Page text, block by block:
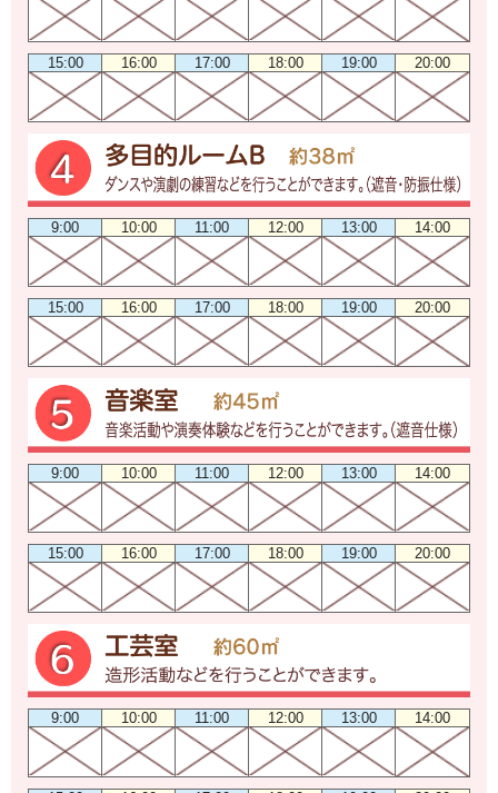
15:00 16:00 17:00 18:00 19:00 20:00
9:00 10:00 11:00 12:00 13:00 14:00
15:00 16:00 17:00 18:00 19:00 20:00
9:00 10:00 11:00 12:00 13:00 14:00
15:00 16:00 17:00 18:00 19:00 20:00
9:00 10:00 11:00 12:00 13:00 14:00